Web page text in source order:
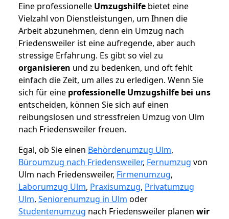
Eine professionelle Umzugshilfe bietet eine
Vielzahl von Dienstleistungen, um Ihnen die
Arbeit abzunehmen, denn ein Umzug nach
Friedensweiler ist eine aufregende, aber auch
stressige Erfahrung. Es gibt so viel zu
organisieren und zu bedenken, und oft fehlt
einfach die Zeit, um alles zu erledigen. Wenn Sie
sich für eine professionelle Umzugshilfe bei uns
entscheiden, können Sie sich auf einen
reibungslosen und stressfreien Umzug von Ulm
nach Friedensweiler freuen.
Egal, ob Sie einen Behördenumzug Ulm,
Büroumzug nach Friedensweiler, Fernumzug von
Ulm nach Friedensweiler, Firmenumzug,
Laborumzug Ulm, Praxisumzug, Privatumzug
Ulm, Seniorenumzug in Ulm oder
Studentenumzug nach Friedensweiler planen wir